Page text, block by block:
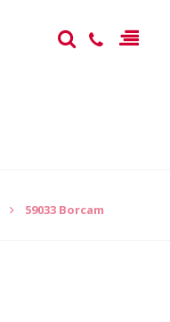
59033 Borcam